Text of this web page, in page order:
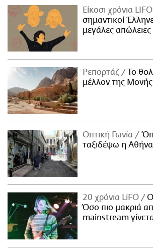
Είκοσι χρόνια LIFO
σημαντικοί
μεγάλες απώλειες
Ρεπορτάζ
Το
μέλλον της Μονής
Οπτική Γωνία
ταξιδέψω η
20 χρόνια LiFO
Όσο πιο μακριά
mainstream